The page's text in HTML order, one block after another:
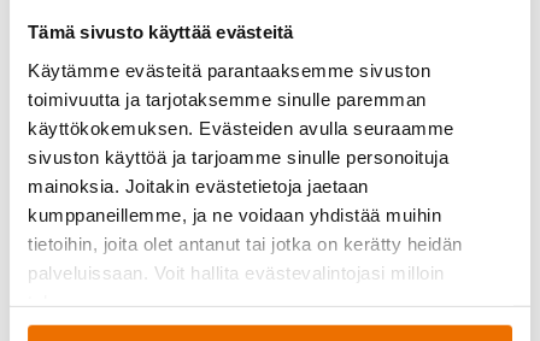
Tämä sivusto käyttää evästeitä
Käytämme evästeitä parantaaksemme sivuston
toimivuutta ja tarjotaksemme sinulle paremman
käyttökokemuksen. Evästeiden avulla seuraamme
sivuston käyttöä ja tarjoamme sinulle personoituja
mainoksia. Joitakin evästetietoja jaetaan
kumppaneillemme, ja ne voidaan yhdistää muihin
tietoihin, joita olet antanut tai jotka on kerätty heidän
palveluissaan. Voit hallita evästevalintojasi milloin